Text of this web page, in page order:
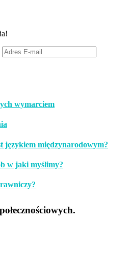
wymarciem
językiem międzynarodowym?
w jaki myślimy?